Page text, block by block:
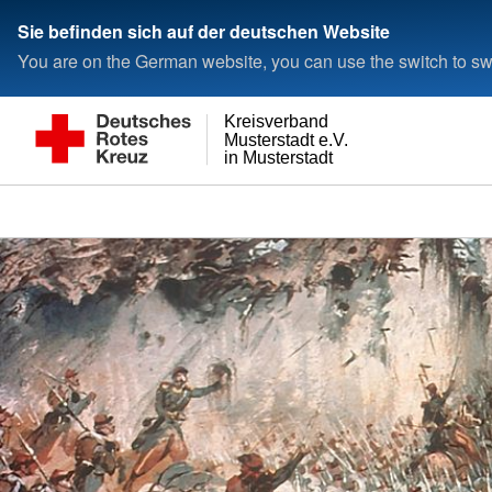
Sie befinden sich auf der deutschen Website
You are on the German website, you can use the switch to
in Musterstadt
Musterstadt e.V.
Kreisverband